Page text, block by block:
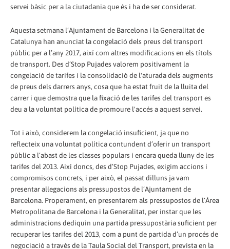
servei bàsic per a la ciutadania que és i ha de ser considerat.
Aquesta setmana l’Ajuntament de Barcelona i la Generalitat de
Catalunya han anunciat la congelació dels preus del transport
públic per a l’any 2017, així com altres modificacions en els títols
de transport. Des d’Stop Pujades valorem positivament la
congelació de tarifes i la consolidació de l'aturada dels augments
de preus dels darrers anys, cosa que ha estat fruit de la lluita del
carrer i que demostra que la fixació de les tarifes del transport es
deu a la voluntat política de promoure l'accés a aquest servei.
Tot i això, considerem la congelació insuficient, ja que no
reflecteix una voluntat política contundent d’oferir un transport
públic a l’abast de les classes populars i encara queda lluny de les
tarifes del 2013. Així doncs, des d’Stop Pujades, exigim accions i
compromisos concrets, i per això, el passat dilluns ja vam
presentar al·legacions als pressupostos de l’Ajuntament de
Barcelona. Properament, en presentarem als pressupostos de l’Àrea
Metropolitana de Barcelona i la Generalitat, per instar que les
administracions dediquin una partida pressupostària suficient per
recuperar les tarifes del 2013, com a punt de partida d’un procés de
negociació a través de la Taula Social del Transport, prevista en la